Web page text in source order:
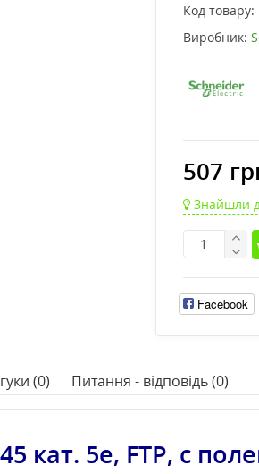
Код товару:
Виробник:
507
Знайшли
Facebook
(0) Питання - відповідь (0)
кат. 5е, FTP, с